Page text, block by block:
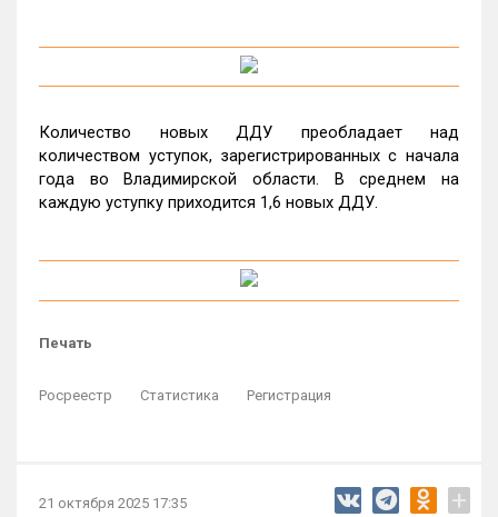
Количество новых ДДУ преобладает над
количеством уступок, зарегистрированных с начала
года во Владимирской области. В среднем на
каждую уступку приходится 1,6 новых ДДУ.
Печать
Росреестр Статистика Регистрация
21 октября 2025 17:35 +